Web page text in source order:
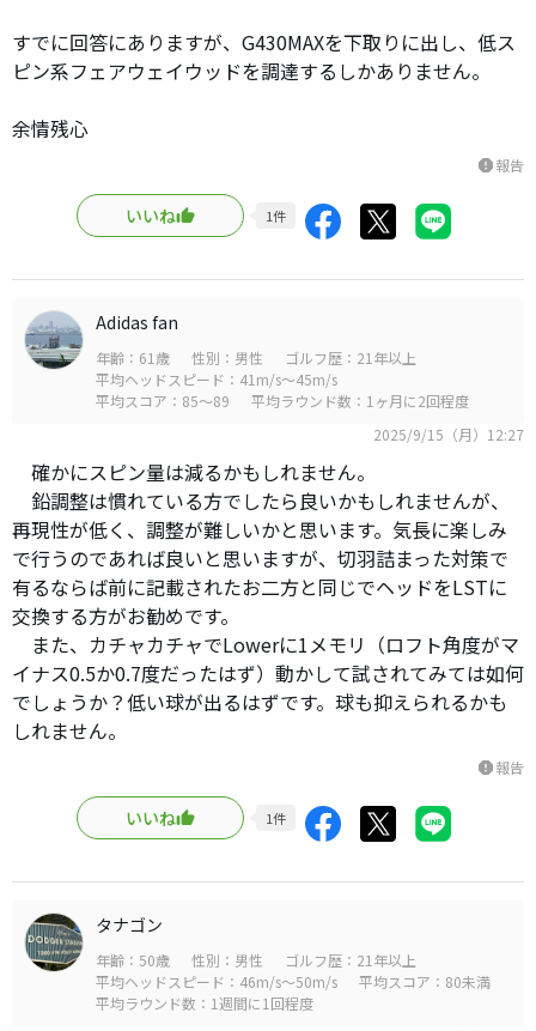
すでに回答にありますが、G430MAXを下取りに出し、低ス
ピン系フェアウェイウッドを調達するしかありません。
余情残心
report報告
いいね 1件
Adidas fan
年齢：61歳 性別：男性
ゴルフ歴：21年以上
平均ヘッドスピード：41m/s～45m/s
平均スコア：85～89
平均ラウンド数：1ヶ月に2回程度
2025/9/15（月）12:27
確かにスピン量は減るかもしれません。
鉛調整は慣れている方でしたら良いかもしれませんが、
再現性が低く、調整が難しいかと思います。気長に楽しみ
で行うのであれば良いと思いますが、切羽詰まった対策で
有るならば前に記載されたお二方と同じでヘッドをLSTに
交換する方がお勧めです。
また、カチャカチャでLowerに1メモリ（ロフト角度がマ
イナス0.5か0.7度だったはず）動かして試されてみては如何
でしょうか？低い球が出るはずです。球も抑えられるかも
しれません。
report報告
いいね 1件
タナゴン
年齢：50歳 性別：男性
ゴルフ歴：21年以上
平均ヘッドスピード：46m/s～50m/s
平均スコア：80未満
平均ラウンド数：1週間に1回程度